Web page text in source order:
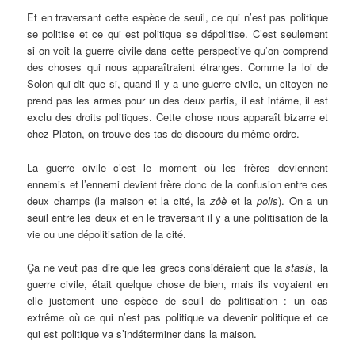
Et en traversant cette espèce de seuil, ce qui n’est pas politique
se politise et ce qui est politique se dépolitise. C’est seulement
si on voit la guerre civile dans cette perspective qu’on comprend
des choses qui nous apparaîtraient étranges. Comme la loi de
Solon qui dit que si, quand il y a une guerre civile, un citoyen ne
prend pas les armes pour un des deux partis, il est infâme, il est
exclu des droits politiques. Cette chose nous apparaît bizarre et
chez Platon, on trouve des tas de discours du même ordre.
La guerre civile c’est le moment où les frères deviennent
ennemis et l’ennemi devient frère donc de la confusion entre ces
deux champs (la maison et la cité, lazôè et lapolis). On a un
seuil entre les deux et en le traversant il y a une politisation de la
vie ou une dépolitisation de la cité.
Ça ne veut pas dire que les grecs considéraient que lastasis, la
guerre civile, était quelque chose de bien, mais ils voyaient en
elle justement une espèce de seuil de politisation : un cas
extrême où ce qui n’est pas politique va devenir politique et ce
qui est politique va s’indéterminer dans la maison.